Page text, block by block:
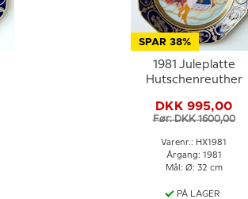
SPAR 38%
1981 Juleplatte
Hutschenreuther
DKK 995,00
Før: DKK 1600,00
Varenr.: HX1981
Årgang: 1981
Mål: Ø: 32 cm
PÅ LAGER